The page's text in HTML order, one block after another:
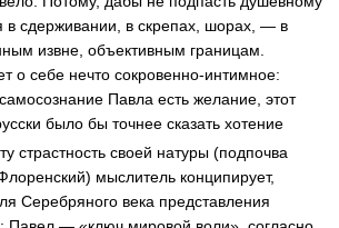
в сдерживании, в скрепах, шорах, — в
извне, объективным границам.
о себе нечто сокровенно-интимное:
Павла есть желание, этот
было бы точнее сказать хотение
страстность своей натуры (подпочва
мыслитель конципирует,
Серебряного века представления